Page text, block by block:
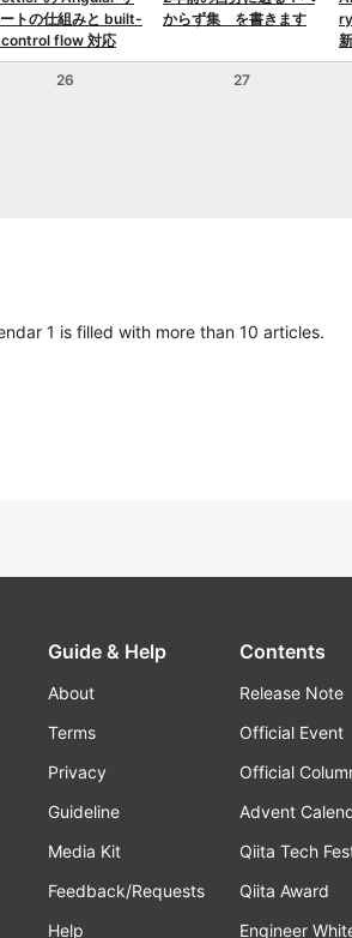
トの仕組みと built-
flow 対応
からず集 を書きます
26 27
1 is filled with more than 10 articles.
Guide & Help
About
Terms
Privacy
Guideline
Media Kit
Feedback/Requests
Help
Contents
Release Note
Official Event
Official
Advent
Qiita Tech
Qiita Award
Engineer